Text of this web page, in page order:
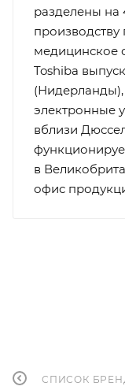
разделены на
медицинское
Toshiba
электронные
вблизи
в
офис
СПИСОК